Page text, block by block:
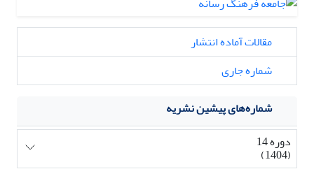
مقالات آماده انتشار
شماره جاری
شماره‌های پیشین نشریه
دوره 14
(1404)